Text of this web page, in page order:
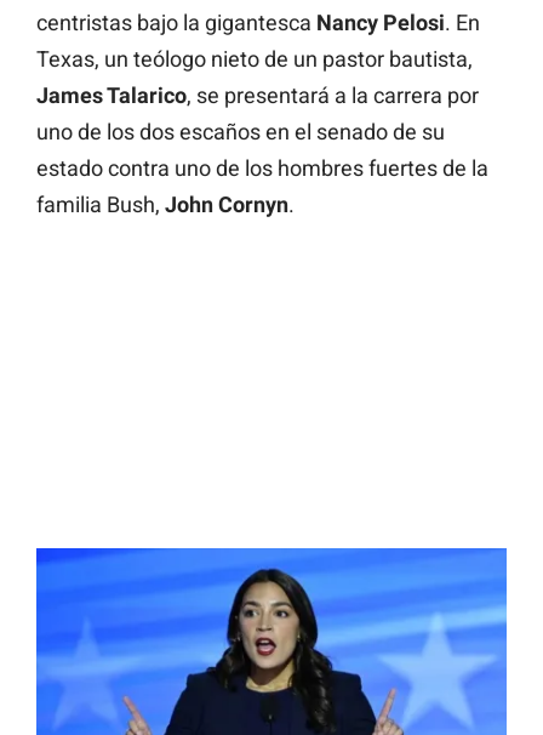
centristas bajo la gigantesca Nancy Pelosi. En
Texas, un teólogo nieto de un pastor bautista,
James Talarico, se presentará a la carrera por
uno de los dos escaños en el senado de su
estado contra uno de los hombres fuertes de la
familia Bush, JohnCornyn.